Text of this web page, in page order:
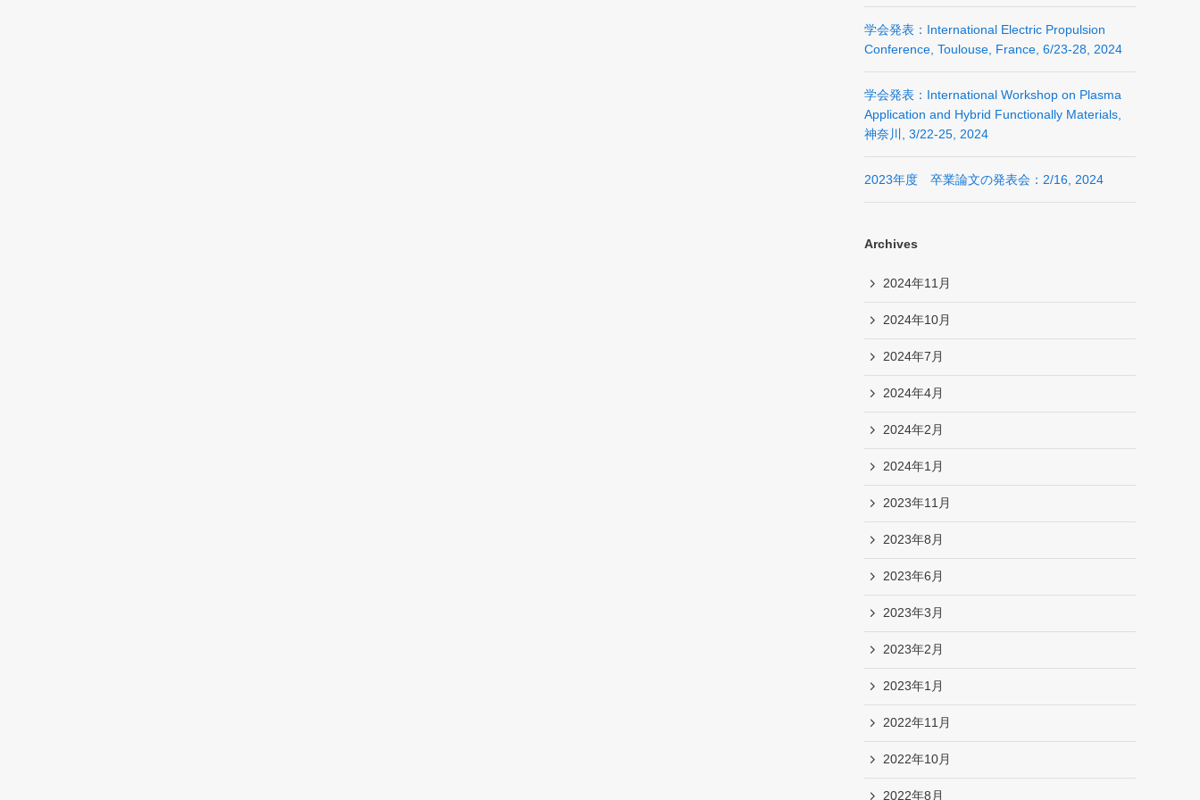
学会発表：International Electric Propulsion
Conference, Toulouse, France, 6/23-28, 2024
学会発表：International Workshop on Plasma
Application and Hybrid Functionally Materials,
神奈川, 3/22-25, 2024
2023年度 卒業論文の発表会：2/16, 2024
Archives
2024年11月
2024年10月
2024年7月
2024年4月
2024年2月
2024年1月
2023年11月
2023年8月
2023年6月
2023年3月
2023年2月
2023年1月
2022年11月
2022年10月
2022年8月